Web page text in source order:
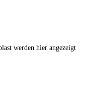
werden hier angezeigt